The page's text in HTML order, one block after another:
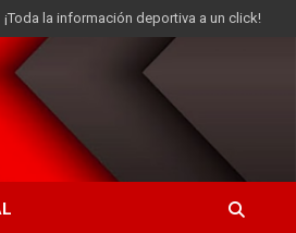
¡Toda la información deportiva a un click!